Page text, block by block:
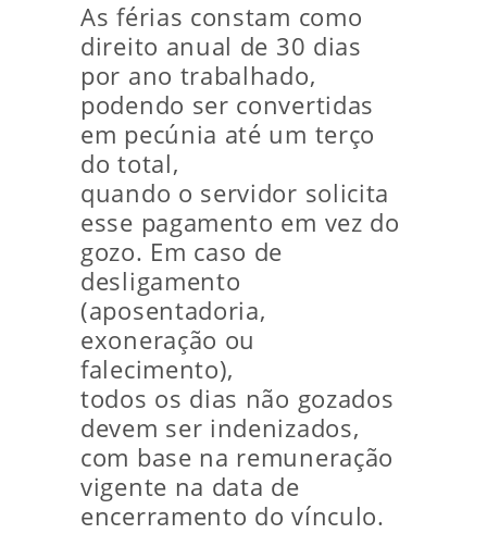
As férias constam como
direito anual de 30 dias
por ano trabalhado,
podendo ser convertidas
em pecúnia até um terço
do total,
quando o servidor solicita
esse pagamento em vez do
gozo. Em caso de
desligamento
(aposentadoria,
exoneração ou
falecimento),
todos os dias não gozados
devem ser indenizados,
com base na remuneração
vigente na data de
encerramento do vínculo.